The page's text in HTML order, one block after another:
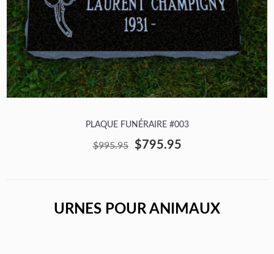
PLAQUE FUNÉRAIRE #003
$995.95 $795.95
URNES POUR ANIMAUX